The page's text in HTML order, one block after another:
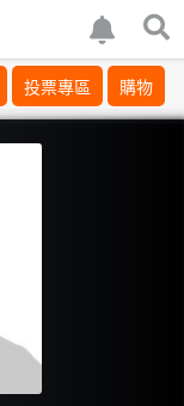
投票專區 購物